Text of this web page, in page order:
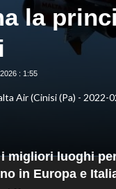
la
: 1:55
Air (Cinisi (Pa) -
migliori luoghi
in Europa e